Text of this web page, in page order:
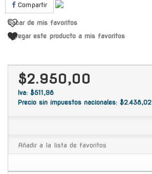
Compartir
Sacar de mis favoritos
Agregar este producto a mis favoritos
$2.950,00
Iva: $511,98
Precio sin impuestos nacionales: $2.438,02
Añadir a la lista de favoritos